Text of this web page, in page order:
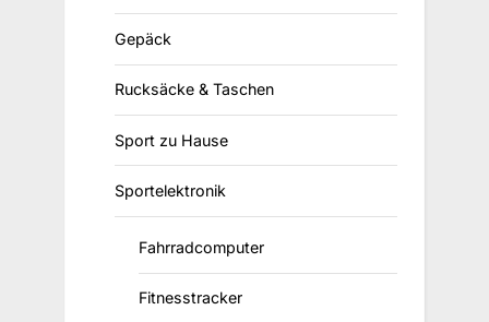
Gepäck
Rucksäcke & Taschen
Sport zu Hause
Sportelektronik
Fahrradcomputer
Fitnesstracker